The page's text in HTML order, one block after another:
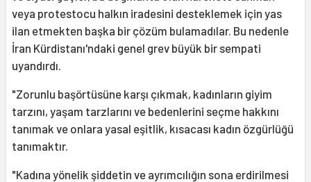
veya protestocu halkın iradesini desteklemek için yas
ilan etmekten başka bir çözüm bulamadılar. Bu nedenle
İran Kürdistanı'ndaki genel grev büyük bir sempati
uyandırdı.
"Zorunlu başörtüsüne karşı çıkmak, kadınların giyim
tarzını, yaşam tarzlarını ve bedenlerini seçme hakkını
tanımak ve onlara yasal eşitlik, kısacası kadın özgürlüğü
tanımaktır.
"Kadına yönelik şiddetin ve ayrımcılığın sona erdirilmesi